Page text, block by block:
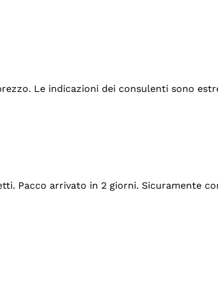
Le indicazioni dei consulenti sono
Pacco arrivato in 2 giorni. Sicuramente